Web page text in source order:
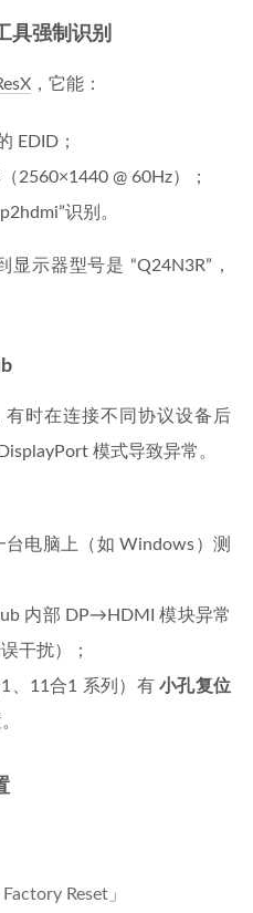
具强制识别
，它能：
EDID；
2560×1440 @ 60Hz）；
识别。
示器型号是 “Q24N3R”，
时在连接不同协议设备后
模式导致异常。
电脑上（如 Windows）测
内部 DP→HDMI 模块异常
干扰）；
、11合1 系列）有小孔复位
Reset」